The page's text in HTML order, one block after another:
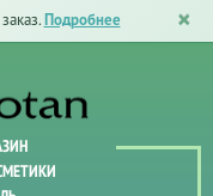
Подробнее